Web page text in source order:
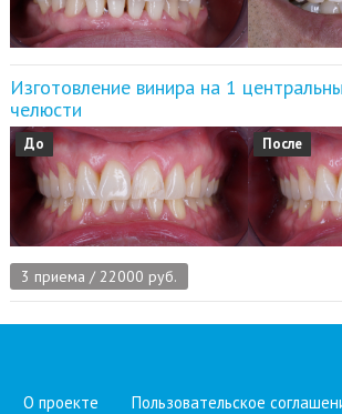
Изготовление винира на 1
челюсти
До После
3 приема / 22000 руб.
О проекте Пользовательское